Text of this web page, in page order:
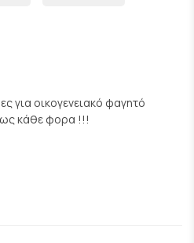
για οικογενειακό φαγητό
κάθε φορα !!!